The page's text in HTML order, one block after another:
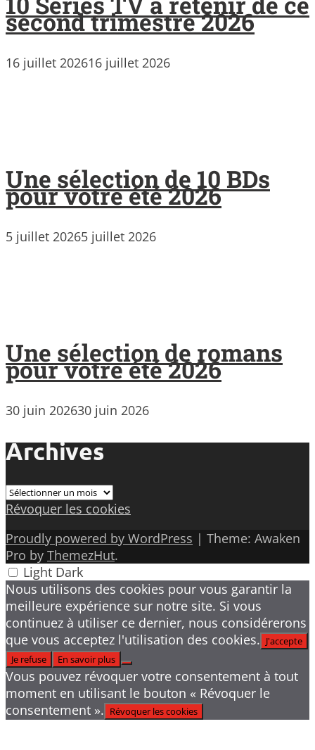
second trimestre 2026
16 juillet 202616 juillet 2026
Une sélection de 10 BDs
pour votre été 2026
5 juillet 20265 juillet 2026
Une sélection de romans
pour votre été 2026
30 juin 202630 juin 2026
Archives
Archives
Révoquer les cookies
Proudly powered by WordPress | Theme: Awaken
Pro by ThemezHut.
Light Dark
Nous utilisons des cookies pour vous garantir la
meilleure expérience sur notre site. Si vous
continuez à utiliser ce dernier, nous considérerons
que vous acceptez l'utilisation des cookies. J'accepte
Je refuse
En savoir plus
Vous pouvez révoquer votre consentement à tout
moment en utilisant le bouton « Révoquer le
consentement ». Révoquer les cookies